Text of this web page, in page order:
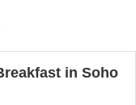
in Soho